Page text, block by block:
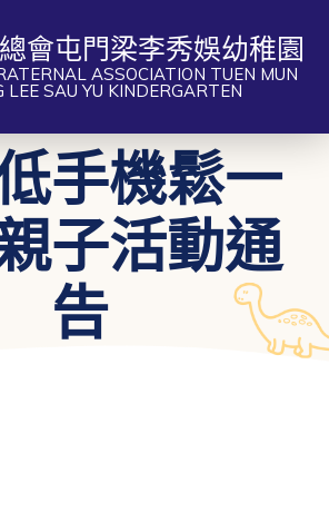
會屯門梁李秀娛幼稚園
ASSOCIATION TUEN MUN
LEE SAU YU KINDERGARTEN
手機鬆一
子活動通
告